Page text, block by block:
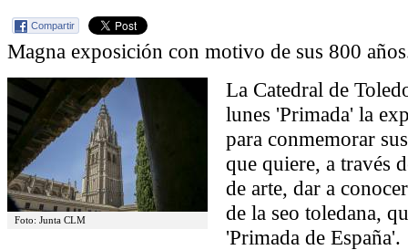
Compartir
Magna exposición con motivo de sus 800
Foto: Junta CLM
La Catedral de
lunes 'Primada' la
para conmemorar
que quiere, a través
de arte, dar a
de la seo toledana,
'Primada de España'.